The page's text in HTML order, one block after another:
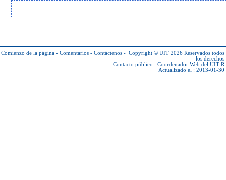
Comienzo de la página - Comentarios - Contáctenos - Copyright © UIT 2026 Reservados todos
los derechos
Contacto público : Coordenador Web del UIT-R
Actualizado el : 2013-01-30